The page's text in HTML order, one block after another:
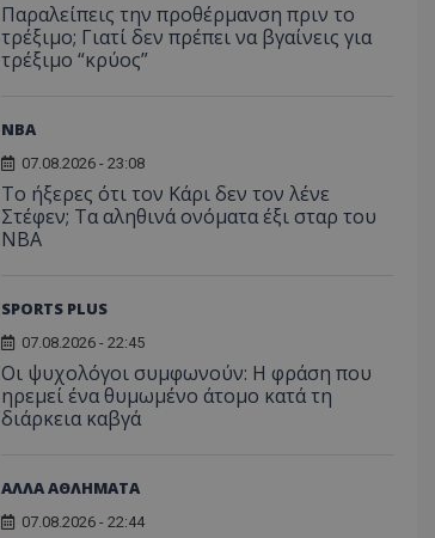
Παραλείπεις την προθέρμανση πριν το
τρέξιμο; Γιατί δεν πρέπει να βγαίνεις για
τρέξιμο “κρύος”
NBA
07.08.2026 - 23:08
Το ήξερες ότι τον Κάρι δεν τον λένε
Στέφεν; Τα αληθινά ονόματα έξι σταρ του
NBA
SPORTS PLUS
07.08.2026 - 22:45
Οι ψυχολόγοι συμφωνούν: Η φράση που
ηρεμεί ένα θυμωμένο άτομο κατά τη
διάρκεια καβγά
ΑΛΛΑ ΑΘΛΗΜΑΤΑ
07.08.2026 - 22:44